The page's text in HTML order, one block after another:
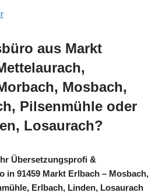
aus Markt
Mosbach,
Pilsenmühle oder
Losaurach?
Übersetzungsprofi &
in 91459 Markt Erlbach – Mosbach,
Erlbach, Linden, Losaurach